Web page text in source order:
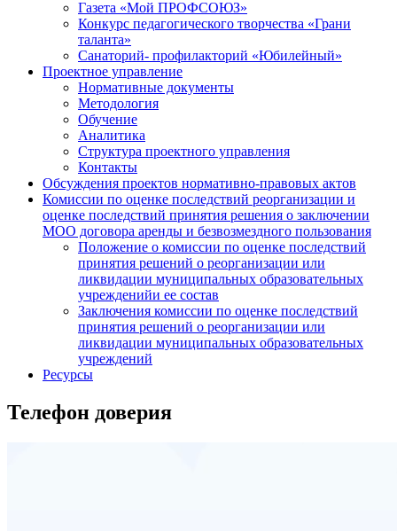
Газета «Мой ПРОФСОЮЗ»
Конкурс педагогического творчества «Грани
таланта»
Санаторий- профилакторий «Юбилейный»
Проектное управление
Нормативные документы
Методология
Обучение
Аналитика
Структура проектного управления
Контакты
Обсуждения проектов нормативно-правовых актов
Комиссии по оценке последствий реорганизации и
оценке последствий принятия решения о заключении
МОО договора аренды и безвозмездного пользования
Положение о комиссии по оценке последствий
принятия решений о реорганизации или
ликвидации муниципальных образовательных
учрежденийи ее состав
Заключения комиссии по оценке последствий
принятия решений о реорганизации или
ликвидации муниципальных образовательных
учреждений
Ресурсы
Телефон доверия